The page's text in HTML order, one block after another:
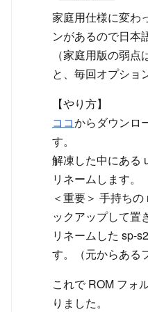
家庭用仕様に変わ
ンがあるので日本
（家庭用版の弱
と、毎回オプショ
【やり方】
ココからダウンロ
す。
解凍した中にある
リネームします。
＜重要＞ 手持ち
ックアップして置
リネームした sp-
す。（元からある
これで ROM フォ
りました。